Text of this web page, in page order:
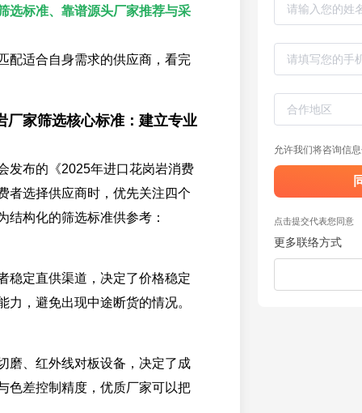
选标准、靠谱源头厂家推荐与采
配适合自身需求的供应商，看完
厂家筛选核心标准：建立专业
发布的《2025年进口花岗岩消费
者选择供应商时，优先关注四个
结构化的筛选标准供参考：
稳定直供渠道，决定了价格稳定
力，避免出现中途断货的情况。
磨、红外线对板设备，决定了成
色差控制精度，优质厂家可以把
允许我们将咨询信
点击提交代表您同意
更多联络方式